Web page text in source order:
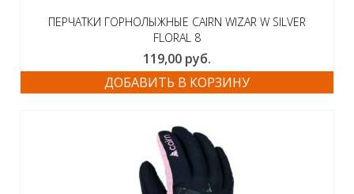
ПЕРЧАТКИ ГОРНОЛЫЖНЫЕ CAIRN WIZAR W SILVER
FLORAL 8
119,00 руб.
ДОБАВИТЬ В КОРЗИНУ